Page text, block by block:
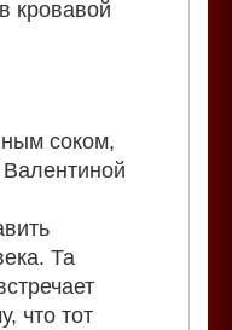
кровавой
соком,
Та
что тот